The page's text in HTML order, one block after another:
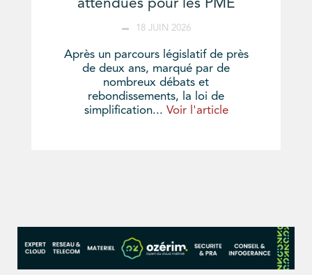
attendues pour les PME
18 JUIN 2026
Après un parcours législatif de près
de deux ans, marqué par de
nombreux débats et
rebondissements, la loi de
simplification... Voir l'article